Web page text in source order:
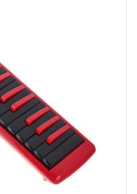
TPHCM, Quận Bình Thạnh, Hồ
Phường Gò Vấp, TPHCM,
Quận Tân Phú, Hồ Chí Minh
Hương, Phường An Khánh,
Quận Tân Bình, Hồ Chí Minh